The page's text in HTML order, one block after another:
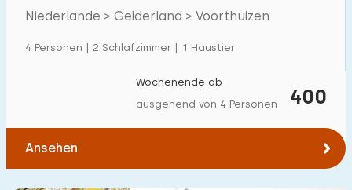
Zum Meer(max. km):
10 20
1 2
Niederlande > Gelderland > Voorthuizen
4 Personen | 2 Schlafzimmer | 1 Haustier
400
Wochenende ab
ausgehend von 4 Personen
Ansehen